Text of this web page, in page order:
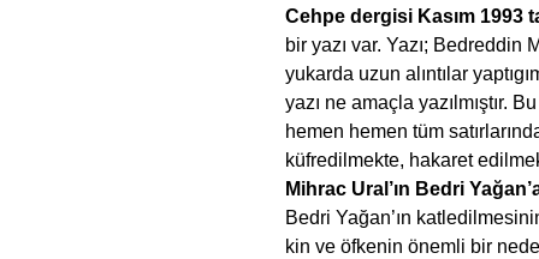
Cehpe dergisi Kasım 1993
bir yazı var. Yazı; Bedreddin
yukarda uzun alıntılar
yazı ne amaçla yazılmıştır.
hemen hemen tüm
küfredilmekte, hakaret
Mihrac Ural’ın Bedri
Bedri Yağan’ın
kin ve öfkenin önemli bir